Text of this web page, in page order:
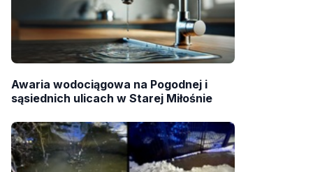
Awaria wodociągowa na Pogodnej i
sąsiednich ulicach w Starej Miłośnie